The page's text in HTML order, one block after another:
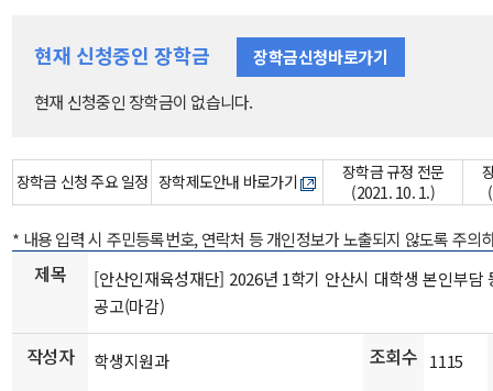
현재 신청중인 장학금
장학금신청바로가기
현재 신청중인 장학금이 없습니다.
장학금 신청 주요 일정 장학제도안내 바로가기
장학금 규정 전문
(2021. 10. 1.)
* 내용 입력 시 주민등록번호, 연락처 등 개인정보가 노출되지 않도록 주의
제목
[안산인재육성재단] 2026년 1학기 안산시 대학생 본인부담
공고(마감)
작성자 학생지원과 조회수 1115